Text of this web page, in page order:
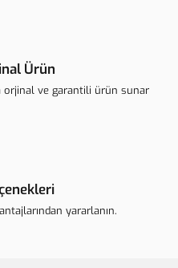
Ürün
orjinal ve garantili ürün sunar
yararlanın.